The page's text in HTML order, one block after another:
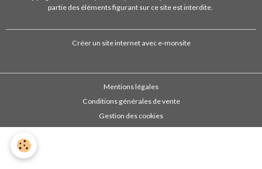
partie des éléments figurant sur ce site est interdite.
Créer un site internet avec e-monsite
Mentions légales
Conditions générales de vente
Gestion des cookies